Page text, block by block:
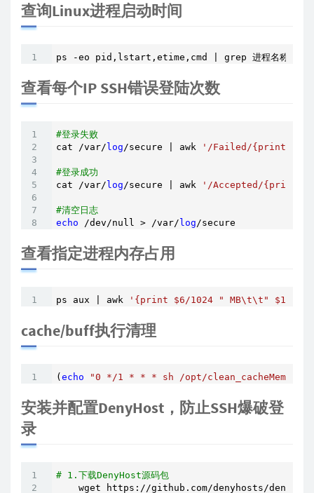
查询Linux进程启动时间
ps -eo pid,lstart,etime,cmd | grep 进程名称
查看每个IP SSH错误登陆次数
#登录失败
cat /var/log /secure | awk '/Failed/{print
#登录成功
cat /var/log /secure | awk '/Accepted/{print
#清空日志
echo /dev/null > /var/log /secure
查看指定进程内存占用
ps aux | awk '{print $6/1024 " MB\t\t" $11}'
cache/buff执行清理
(echo "0 */1 * * * sh /opt/clean_cacheMem.sh
安装并配置DenyHost，防止SSH爆破登
录
# 1.下载DenyHost源码包